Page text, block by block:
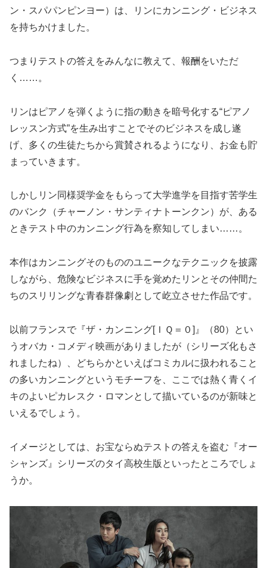
ン・スパパンピンヨー）は、リンにカンニング・ビジネス
を持ちかけました。
つまりテストの答えをみんなに教えて、報酬をいただ
く……。
リンはピアノを弾くように指の動きを暗号化する“ピアノ
レッスン方式”を生み出すことでそのビジネスを成し遂
げ、多くの生徒たちから賞賛されるようになり、お金も貯
まっていきます。
しかしリン同様奨学金をもらって大学進学を目指す苦学生
のバンク（チャーノン・サンティナトーンクン）が、ある
ときテスト中のカンニング行為を察知してしまい……。
本作はカンニングそのもののユニークなテクニックを披露
しながら、危険なビジネスに手を覚めたリンとその仲間た
ちのスリリングな青春群像劇として屹立させた作品です。
以前フランスで『ザ・カンニング[ＩＱ＝０]』（80）とい
うオバカ・コメディ映画がありましたが（シリーズ化もさ
れましたね）、どちらかといえばコミカルに扱われること
の多いカンニングというモチーフを、ここでは熱く青くイ
キのよいピカレスク・ロマンとして描いているのが新味と
いえるでしょう。
イメージとしては、お宝ならぬテストの答えを盗む『オー
シャンズ』シリーズのタイ高校生版といったところでしょ
うか。